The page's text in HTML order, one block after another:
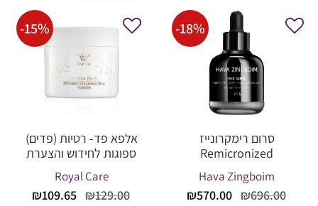
-18%
סרום רימקרונייז
Remicronized
Hava Zingboim
₪696.00
המחיר₪570.00
-15%
אלפא פד- רטיות (פדים)
ספוגות לחידוש והצערת
העור
Royal Care
₪129.00
המחיר₪109.65